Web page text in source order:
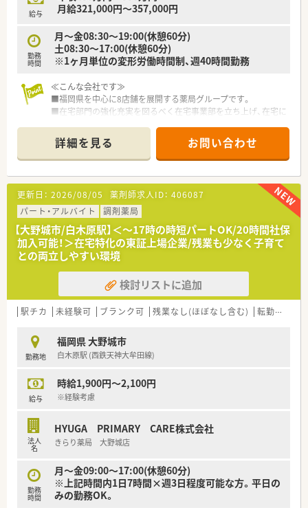
給与
月給321,000円～357,000円
勤務
時間
月～金08:30～19:00(休憩60分)
土08:30～17:00(休憩60分)
※1ヶ月単位の変形労働時間制、週40時間勤務
≪こんな会社です≫
■福岡県を中心に8店舗を展開する薬局グループです。
■在宅部門の強化充実を図るべく在宅事業部を立ち上げ、在宅に
■子供図書館も併設している店舗もあり、学校帰りに子供の遊び
場になっています。
■併設のカフェがある店舗では管理栄養士が常駐し、献立を地域
の方に教えるなどの活動をされています。
■健康食品や自然志向商品なども豊富で、利用される方も多いで
す。
■平均年齢34歳の明るく活気のある職場です。
■休憩時間などにスタッフもカフェを利用できるので、休憩時間
も充実した時間が過ごせます。
■店舗展開に伴い、社員教育の実施(専門的及び社会人としての
研修)や地域貢献への取り組みも更に注力します。
■定年は65歳と、継続雇用に対する意識も高い企業です。65歳
を超えても相談しながら無理なく就業しやすいです。
■女性も安心して在宅業務に取り組めるように、患者様もしっか
りと選ばれて社員の安全を担保されています。
ます。
詳細を見る お問い合わせ
更新日： 2026/08/05 薬剤師求人ID： 406087
パート・アルバイト
調剤薬局
【大野城市/白木原駅】＜～17時の時短パートOK/20時間社保
加入可能！＞在宅特化の東証上場企業/残業も少なく子育て
との両立しやすい環境
検討リストに追加
駅チカ 未経験可 ブランク可 残業なし(ほぼなし含む) 転勤なし
勤務地
福岡県 大野城市
白木原駅 (西鉄天神大牟田線)
給与
時給1,900円～2,100円
※経験考慮
法人
名
HYUGA PRIMARY CARE株式会社
きらり薬局 大野城店
勤務
時間
月～金09:00～17:00(休憩60分)
※上記時間内1日7時間×週3日程度可能な方。平日の
みの勤務OK。